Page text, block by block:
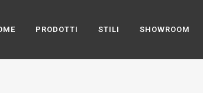
PRODOTTI STILI SHOWROOM